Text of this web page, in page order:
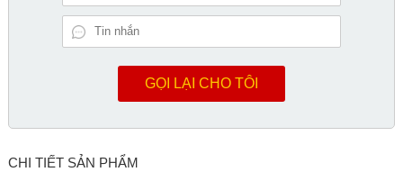
GỌI LẠI CHO TÔI
CHI TIẾT SẢN PHẨM